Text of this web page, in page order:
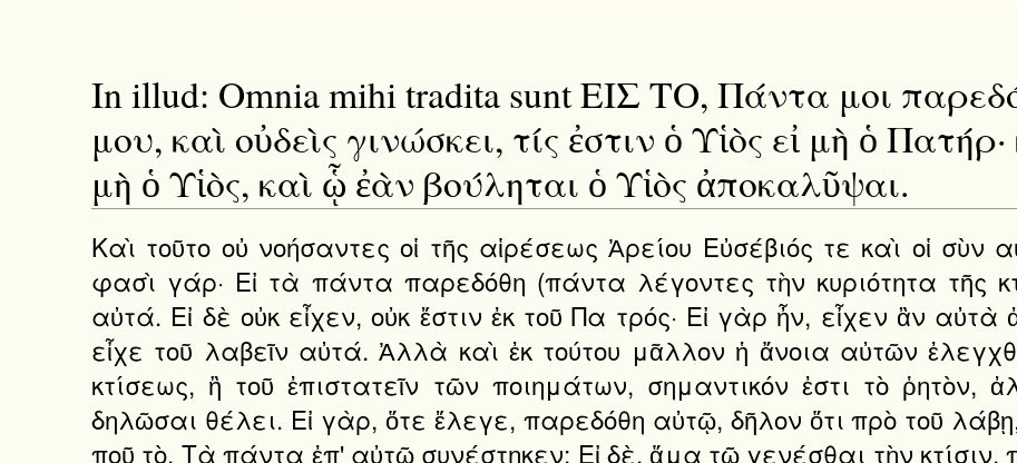
In illud: Omnia mihi tradita sunt ΕΙΣ ΤΟ, Πάντα μοι
μου, καὶ οὐδεὶς γινώσκει, τίς ἐστιν ὁ Υἱὸς εἰ μὴ ὁ
μὴ ὁ Υἱὸς, καὶ ᾧ ἐὰν βούληται ὁ Υἱὸς ἀποκαλῦψαι.
Καὶ τοῦτο οὐ νοήσαντες οἱ τῆς αἱρέσεως Ἀρείου Εὐσέβιός τε καὶ οἱ σὺν
φασὶ γάρ· Εἰ τὰ πάντα παρεδόθη (πάντα λέγοντες τὴν κυριότητα τῆς
αὐτά. Εἰ δὲ οὐκ εἶχεν, οὐκ ἔστιν ἐκ τοῦ Πα τρός· Εἰ γὰρ ἦν, εἶχεν ἂν
εἶχε τοῦ λαβεῖν αὐτά. Ἀλλὰ καὶ ἐκ τούτου μᾶλλον ἡ ἄνοια αὐτῶν
κτίσεως, ἢ τοῦ ἐπιστατεῖν τῶν ποιημάτων, σημαντικόν ἐστι τὸ ῥητὸν,
δηλῶσαι θέλει. Εἰ γὰρ, ὅτε ἔλεγε, παρεδόθη αὐτῷ, δῆλον ὅτι πρὸ τοῦ
ποῦ τὸ, Τὰ πάντα ἐπ' αὐτῷ συνέστηκεν; Εἰ δὲ, ἅμα τῷ γενέσθαι τὴν